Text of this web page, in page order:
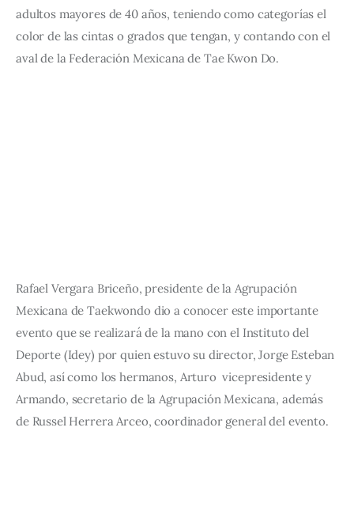
adultos mayores de 40 años, teniendo como categorías el
color de las cintas o grados que tengan, y contando con el
aval de la Federación Mexicana de Tae Kwon Do.
Rafael Vergara Briceño, presidente de la Agrupación
Mexicana de Taekwondo dio a conocer este importante
evento que se realizará de la mano con el Instituto del
Deporte (Idey) por quien estuvo su director, Jorge Esteban
Abud, así como los hermanos, Arturo  vicepresidente y
Armando, secretario de la Agrupación Mexicana, además
de Russel Herrera Arceo, coordinador general del evento.